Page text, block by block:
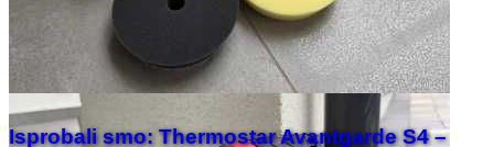
Isprobali smo: Thermostar Avantgarde S4 –